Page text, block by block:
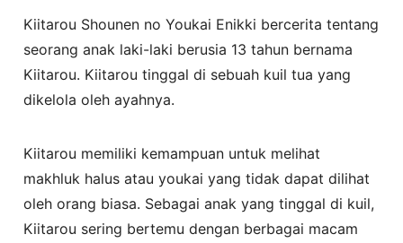
Kiitarou Shounen no Youkai Enikki bercerita tentang
seorang anak laki-laki berusia 13 tahun bernama
Kiitarou. Kiitarou tinggal di sebuah kuil tua yang
dikelola oleh ayahnya.
Kiitarou memiliki kemampuan untuk melihat
makhluk halus atau youkai yang tidak dapat dilihat
oleh orang biasa. Sebagai anak yang tinggal di kuil,
Kiitarou sering bertemu dengan berbagai macam